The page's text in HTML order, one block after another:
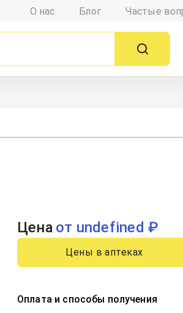
О нас Блог Частые
Цена от undefined ₽
Цены в аптеках
Оплата и способы получения